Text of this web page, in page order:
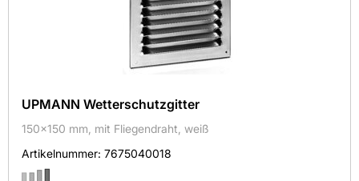
UPMANN Wetterschutzgitter
150x150 mm, mit Fliegendraht, weiß
Artikelnummer: 7675040018